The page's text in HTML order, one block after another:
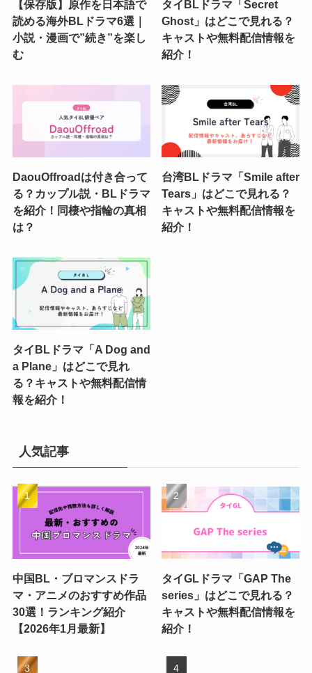
【保存版】原作を日本語で
読める海外BLドラマ6選｜
小説・漫画で”続き”を楽し
む
タイBLドラマ「Secret
Ghost」はどこで見れる？
キャストや無料配信情報を
紹介！
DaouOffroadは付き合って
る？カップル説・BLドラマ
を紹介！同棲や指輪の真相
は？
台湾BLドラマ「Smile after
Tears」はどこで見れる？
キャストや無料配信情報を
紹介！
タイBLドラマ「A Dog and
a Plane」はどこで見れ
る？キャストや無料配信情
報を紹介！
人気記事
中国BL・ブロマンスドラ
マ・アニメのおすすめ作品
30選！ランキング紹介
【2026年1月最新】
タイGLドラマ「GAP The
series」はどこで見れる？
キャストや無料配信情報を
紹介！